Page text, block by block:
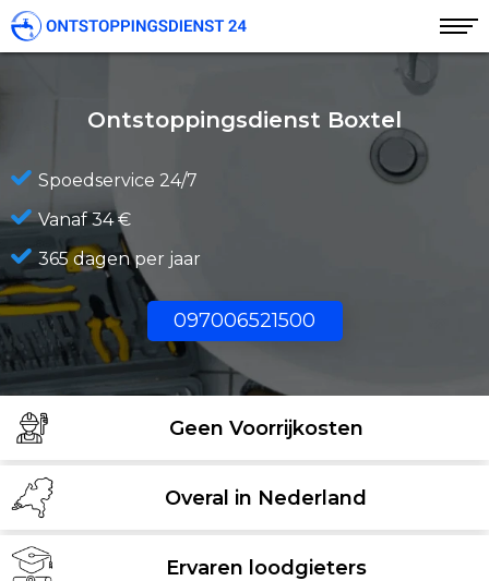
Ontstoppingsdienst Boxtel
Spoedservice 24/7
Vanaf 34 €
365 dagen per jaar
097006521500
Geen Voorrijkosten
Overal in Nederland
Ervaren loodgieters